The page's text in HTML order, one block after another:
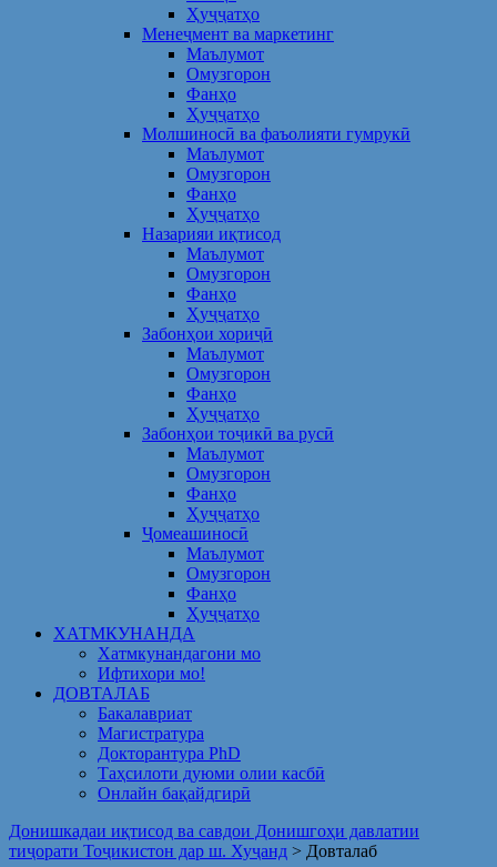
Ҳуҷҷатҳо
Менеҷмент ва маркетинг
Маълумот
Омузгорон
Фанҳо
Ҳуҷҷатҳо
Молшиносӣ ва фаъолияти гумрукӣ
Маълумот
Омузгорон
Фанҳо
Ҳуҷҷатҳо
Назарияи иқтисод
Маълумот
Омузгорон
Фанҳо
Ҳуҷҷатҳо
Забонҳои хориҷӣ
Маълумот
Омузгорон
Фанҳо
Ҳуҷҷатҳо
Забонҳои тоҷикӣ ва русӣ
Маълумот
Омузгорон
Фанҳо
Ҳуҷҷатҳо
Ҷомеашиносӣ
Маълумот
Омузгорон
Фанҳо
Ҳуҷҷатҳо
ХАТМКУНАНДА
Хатмкунандагони мо
Ифтихори мо!
ДОВТАЛАБ
Бакалавриат
Магистратура
Докторантура PhD
Таҳсилоти дуюми олии касбӣ
Онлайн бақайдгирӣ
Донишкадаи иқтисод ва савдои Донишгоҳи давлатии
тиҷорати Тоҷикистон дар ш. Хуҷанд > Довталаб